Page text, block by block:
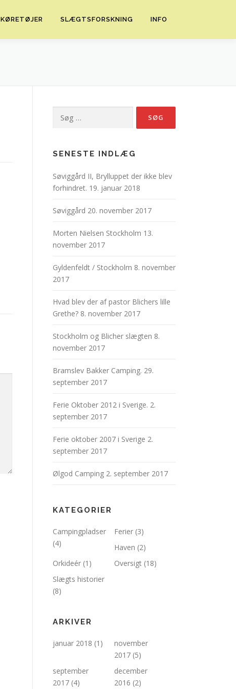
KØRETØJER SLÆGTSFORSKNING INFO
efter:
SENESTE INDLÆG
Søviggård II, Brylluppet der ikke blev
forhindret. 19. januar 2018
Søviggård 20. november 2017
Morten Nielsen Stockholm 13.
november 2017
Gyldenfeldt / Stockholm 8. november
2017
Hvad blev der af pastor Blichers lille
Grethe? 8. november 2017
Stockholm og Blicher slægten 8.
november 2017
Bramslev Bakker Camping. 29.
september 2017
Ferie Oktober 2012 i Sverige. 2.
september 2017
Ferie oktober 2007 i Sverige 2.
september 2017
Ølgod Camping 2. september 2017
KATEGORIER
Campingpladser
(4)
Ferier (3)
Haven (2)
Orkideér (1) Oversigt (18)
Slægts historier
(8)
ARKIVER
januar 2018 (1)
november
2017 (5)
september
2017 (4)
december
2016 (2)